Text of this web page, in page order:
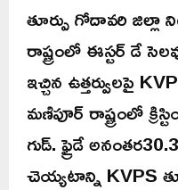
తూర్పు గోదావరి
రాష్ట్రంలో ఈస్టర్ డే
ఇచ్చిన ఉత్తర్వులపై
మణిపూర్ రాష్ట్రంలో
గుడ్. ఫ్రైడే
చెయ్యటాన్ని KVPS